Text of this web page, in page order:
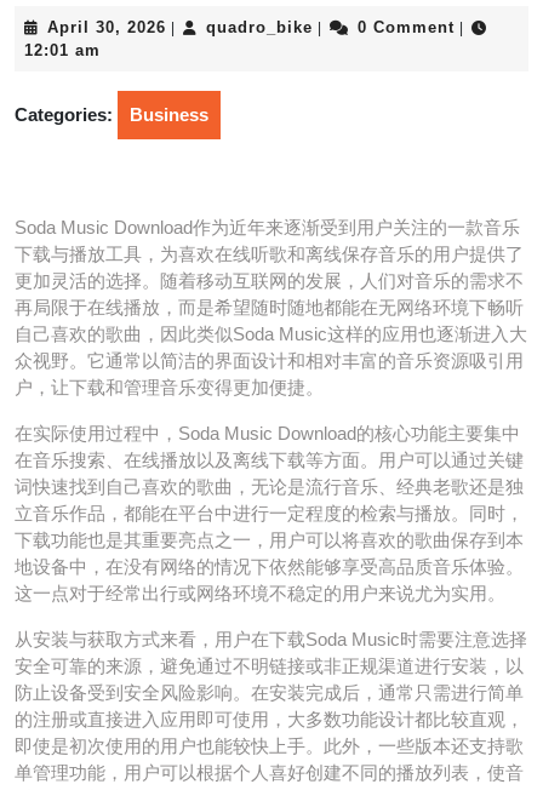
April 30, 2026 Aprilquadro_bike quadro_bike
0 Comment
12:01 am
Categories: Business
Soda Music Download作为近年来逐渐受到用户关注的一款音乐
下载与播放工具，为喜欢在线听歌和离线保存音乐的用户提供了
更加灵活的选择。随着移动互联网的发展，人们对音乐的需求不
再局限于在线播放，而是希望随时随地都能在无网络环境下畅听
自己喜欢的歌曲，因此类似Soda Music这样的应用也逐渐进入大
众视野。它通常以简洁的界面设计和相对丰富的音乐资源吸引用
户，让下载和管理音乐变得更加便捷。
在实际使用过程中，Soda Music Download的核心功能主要集中
在音乐搜索、在线播放以及离线下载等方面。用户可以通过关键
词快速找到自己喜欢的歌曲，无论是流行音乐、经典老歌还是独
立音乐作品，都能在平台中进行一定程度的检索与播放。同时，
下载功能也是其重要亮点之一，用户可以将喜欢的歌曲保存到本
地设备中，在没有网络的情况下依然能够享受高品质音乐体验。
这一点对于经常出行或网络环境不稳定的用户来说尤为实用。
从安装与获取方式来看，用户在下载Soda Music时需要注意选择
安全可靠的来源，避免通过不明链接或非正规渠道进行安装，以
防止设备受到安全风险影响。在安装完成后，通常只需进行简单
的注册或直接进入应用即可使用，大多数功能设计都比较直观，
即使是初次使用的用户也能较快上手。此外，一些版本还支持歌
单管理功能，用户可以根据个人喜好创建不同的播放列表，使音